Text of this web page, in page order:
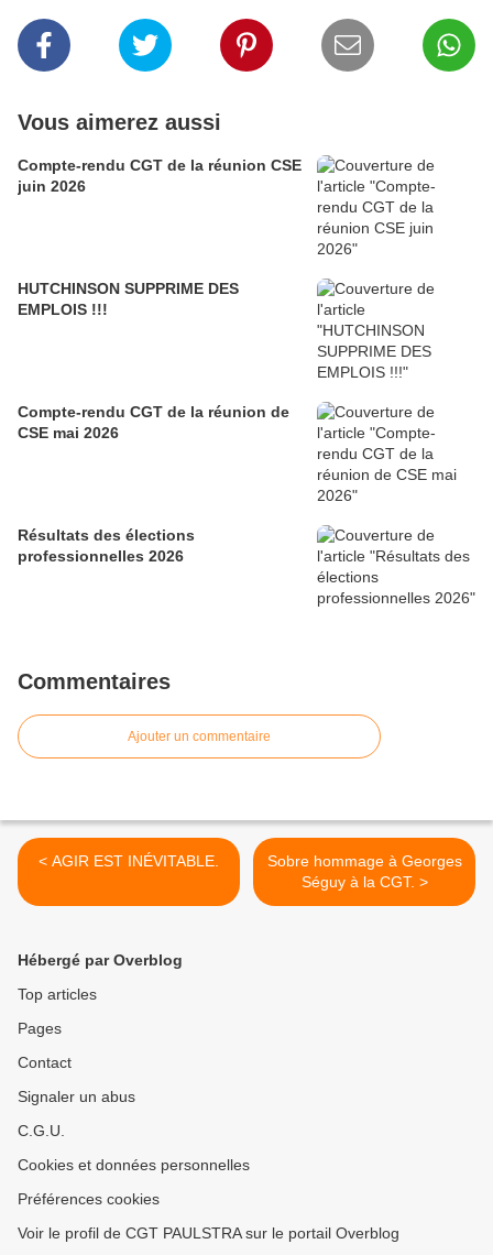
Vous aimerez aussi
Compte-rendu CGT de la réunion CSE
juin 2026
HUTCHINSON SUPPRIME DES
EMPLOIS !!!
Compte-rendu CGT de la réunion de
CSE mai 2026
Résultats des élections
professionnelles 2026
Commentaires
Ajouter un commentaire
< AGIR EST INÉVITABLE.
Sobre hommage à Georges
Séguy à la CGT. >
Hébergé par Overblog
Top articles
Pages
Contact
Signaler un abus
C.G.U.
Cookies et données personnelles
Préférences cookies
Voir le profil de CGT PAULSTRA sur le portail Overblog